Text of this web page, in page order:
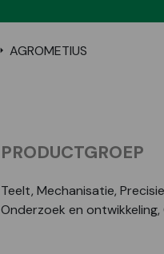
AGROMETIUS
PRODUCTGROEP
Teelt, Mechanisatie,
Onderzoek en ontwikkeling,